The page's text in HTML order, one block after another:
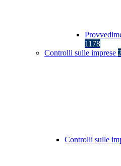
1178
Controlli sulle imprese 2
Controlli sulle